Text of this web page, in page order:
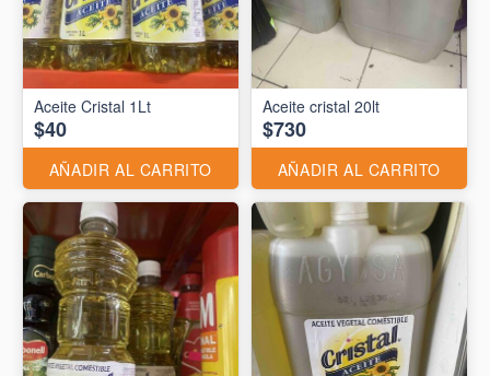
Aceite Cristal 1Lt
$40
AÑADIR AL CARRITO
Aceite cristal 20lt
$730
AÑADIR AL CARRITO